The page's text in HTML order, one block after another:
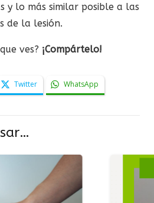
y lo más similar posible a las
de la lesión.
ves? ¡Compártelo!
Twitter WhatsApp